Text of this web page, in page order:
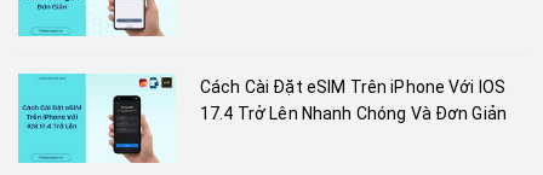
Cách Cài Đặt eSIM Trên iPhone Với IOS
17.4 Trở Lên Nhanh Chóng Và Đơn Giản